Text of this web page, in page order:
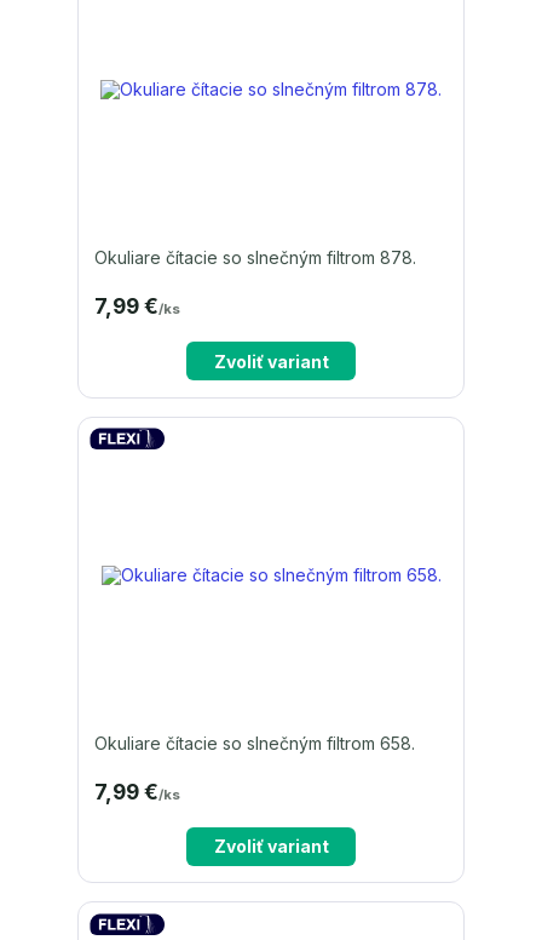
Okuliare čítacie so slnečným filtrom 878.
7,99 €/ks
Zvoliť variant
Okuliare čítacie so slnečným filtrom 658.
7,99 €/ks
Zvoliť variant